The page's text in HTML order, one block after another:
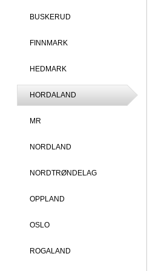
BUSKERUD
FINNMARK
HEDMARK
HORDALAND
MR
NORDLAND
NORDTRØNDELAG
OPPLAND
OSLO
ROGALAND